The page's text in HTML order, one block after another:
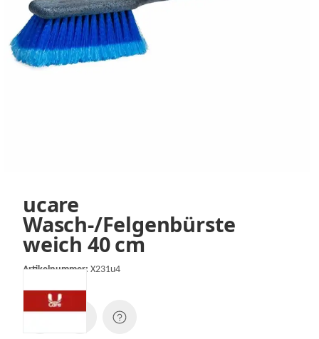
ucare
Wasch-/Felgenbürste
weich 40 cm
Artikelnummer: X231u4